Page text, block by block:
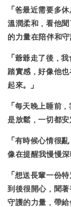
「 爸最近需要多
溫潤柔和，看他
的力量在陪伴和守
「爺爺走了後，
踏實感，好像他
起來。」
「每天晚上睡前
是放鬆，一切都安
「有時候心情很
像在提醒我慢慢深
「 想送長輩一份
到後很開心，聞
守護的力量，帶給